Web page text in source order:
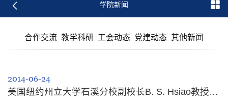
学院新闻
合作交流 教学科研 工会动态 党建动态 其他新闻
2014-06-24
美国纽约州立大学石溪分校副校长B. S. Hsiao教授应邀来我院交流